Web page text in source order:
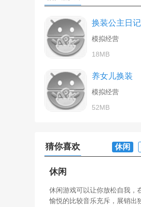
换装公主日记
模拟经营
18MB
养女儿换装
模拟经营
52MB
猜你喜欢 休闲
休闲
休闲游戏可以让你放松自我，
愉悦的比较音乐充斥，展销出